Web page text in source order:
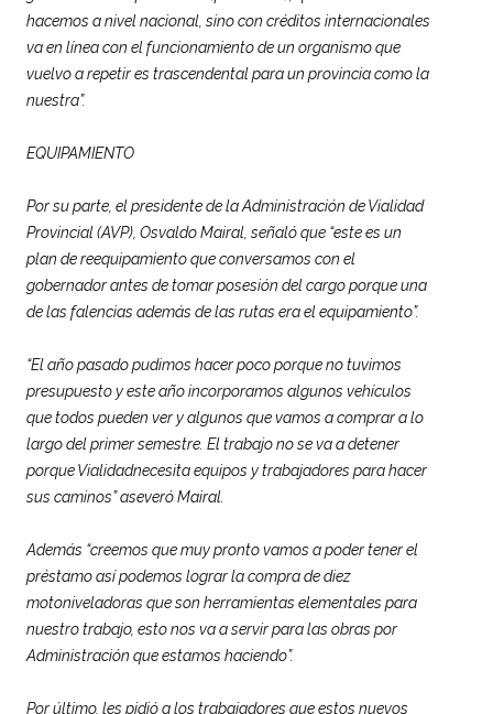
hacemos a nivel nacional, sino con créditos internacionales
va en línea con el funcionamiento de un organismo que
vuelvo a repetir es trascendental para un provinciacomo la
nuestra”.
EQUIPAMIENTO
Por su parte, el presidente de la Administración deVialidad
Provincial(AVP), Osvaldo Mairal, señaló que “este es un
plan de reequipamiento que conversamos con el
gobernador antes de tomar posesión del cargo porque una
de las falencias además de las rutas era el equipamiento”.
“El año pasado pudimos hacer poco porque no tuvimos
presupuesto y este año incorporamos algunos vehículos
que todos pueden ver y algunos que vamos a comprar a lo
largo del primer semestre. El trabajo no se va a detener
porqueVialidadnecesita equipos y trabajadores para hacer
sus caminos” aseveró Mairal.
Además “creemos que muy pronto vamos a poder tener el
préstamo así podemos lograr la compra de diez
motoniveladoras que son herramientas elementales para
nuestro trabajo, esto nos va a servir para las obras por
Administración que estamos haciendo”.
Por último, les pidió a los trabajadores que estos nuevos